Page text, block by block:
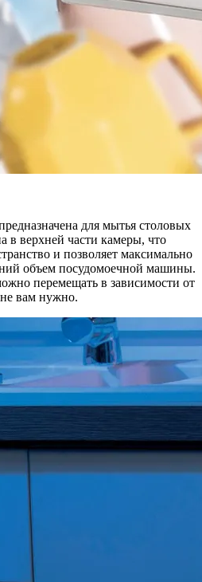
для мытья столовых
в верхней части камеры, что
и позволяет максимально
объем посудомоечной машины.
перемещать в зависимости от
вам нужно.